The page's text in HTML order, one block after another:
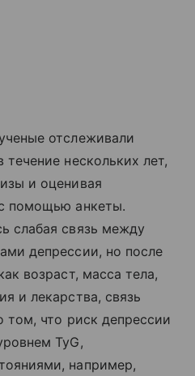
отслеживали
течение нескольких лет,
и оценивая
помощью анкеты.
слабая связь между
депрессии, но после
возраст, масса тела,
и лекарства, связь
том, что риск депрессии
TyG,
например,